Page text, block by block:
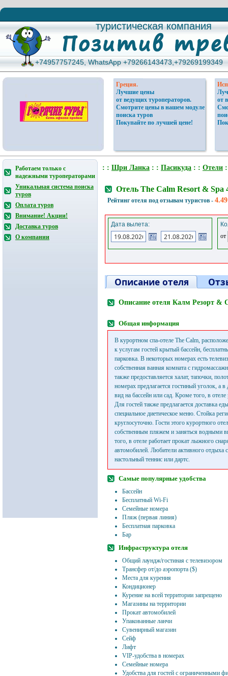
туристическая компания
туристическая компания
+74957757245, WhatsApp +79266143473,+79269199349
+74957757245, WhatsApp +79266143473,+79269199349
Греция.
Лучшие цены
от ведущих туроператоров.
Смотрите цены в нашем модуле
поиска туров
Покупайте по лучшей цене!
от
Работаем только с
надежными туроператорами
Уникальная система поиска
туров
Оплата туров
Внимание! Акции!
Доставка туров
О компании
: : Шри Ланка : : Пасикуда : : Отели
Отель The Calm Resort &
Рейтинг отеля под отзывам туристов -
Дата вылета:
от
Описание отеля
Описание отеля Калм Резорт &
Общая информация
В курортном спа-отеле The Calm,
к услугам гостей крытый бассейн,
парковка. В некоторых номерах есть
собственная ванная комната с
также предоставляется халат, тапочки,
номерах предлагается гостиный уголок, а
вид на бассейн или сад. Кроме того, в отеле
Для гостей также предлагается доставка
специальное диетическое меню. Стойка
круглосуточно. Гости этого курортного
собственным пляжем и заняться водными
того, в отеле работает прокат лыжного
автомобилей. Любители активного отдыха
настольный теннис или дартс.
Самые популярные удобства
Бассейн
Бесплатный Wi-Fi
Семейные номера
Пляж (первая линия)
Бесплатная парковка
Бар
Инфраструктура отеля
Общий лаундж/гостиная с телевизором
Трансфер от/до аэропорта ($)
Места для курения
Кондиционер
Курение на всей территории запрещено
Магазины на территории
Прокат автомобилей
Упакованные ланчи
Сувенирный магазин
Сейф
Лифт
VIP-удобства в номерах
Семейные номера
Удобства для гостей с ограниченными